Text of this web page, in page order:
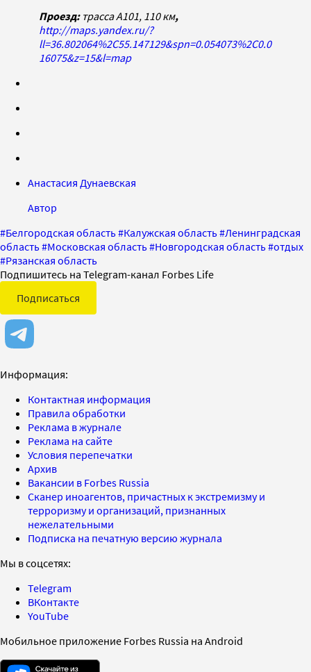
Проезд:трасса А101, 110 км,
http://maps.yandex.ru/?
ll=36.802064%2C55.147129&spn=0.054073%2C0.0
16075&z=15&l=map
Анастасия Дунаевская
Автор
#Белгородская область#Калужская область#Ленинградская
область#Московская область#Новгородская область#отдых
#Рязанская область
Подпишитесь на Telegram-канал Forbes Life
Подписаться
Информация:
Контактная информация
Правила обработки
Реклама в журнале
Реклама на сайте
Условия перепечатки
Архив
Вакансии в Forbes Russia
Сканер иноагентов, причастных к экстремизму и
терроризму и организаций, признанных
нежелательными
Подписка на печатную версию журнала
Мы в соцсетях:
Telegram
ВКонтакте
YouTube
Мобильное приложение Forbes Russia на Android